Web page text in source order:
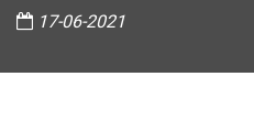
17-06-2021